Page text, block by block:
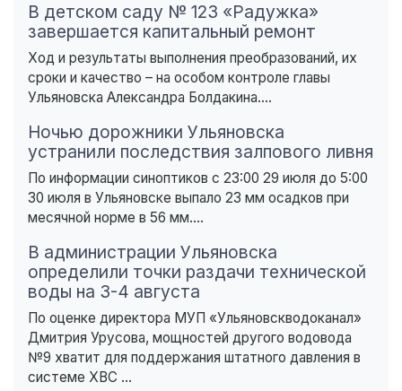
В детском саду № 123 «Радужка»
завершается капитальный ремонт
Ход и результаты выполнения преобразований, их
сроки и качество – на особом контроле главы
Ульяновска Александра Болдакина....
Ночью дорожники Ульяновска
устранили последствия залпового ливня
По информации синоптиков с 23:00 29 июля до 5:00
30 июля в Ульяновске выпало 23 мм осадков при
месячной норме в 56 мм....
В администрации Ульяновска
определили точки раздачи технической
воды на 3-4 августа
По оценке директора МУП «Ульяновскводоканал»
Дмитрия Урусова, мощностей другого водовода
№9 хватит для поддержания штатного давления в
системе ХВС ...